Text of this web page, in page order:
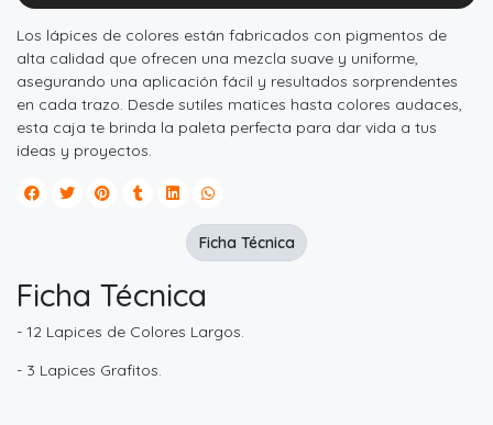
Los lápices de colores están fabricados con pigmentos de
alta calidad que ofrecen una mezcla suave y uniforme,
asegurando una aplicación fácil y resultados sorprendentes
en cada trazo. Desde sutiles matices hasta colores audaces,
esta caja te brinda la paleta perfecta para dar vida a tus
ideas y proyectos.
Ficha Técnica
- 12 Lapices de Colores Largos.
- 3 Lapices Grafitos.
Ficha Técnica